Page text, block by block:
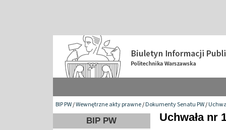
BIP PW/Wewnętrzne akty prawne/Dokumenty Senatu PW/
BIP PW Uchwała nr